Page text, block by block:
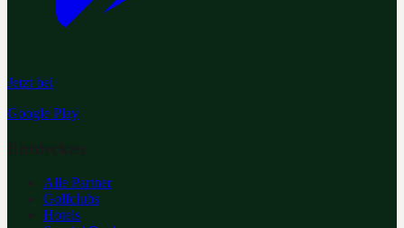
Jetzt bei
Google Play
Alle Partner
Golfclubs
Hotels